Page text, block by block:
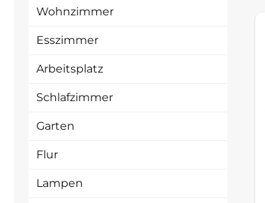
Wohnzimmer
Esszimmer
Arbeitsplatz
Schlafzimmer
Garten
Flur
Lampen